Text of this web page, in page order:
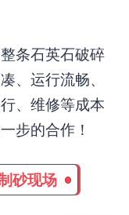
条石英石破碎
、运行流畅、
、维修等成本
步的合作！
砂现场